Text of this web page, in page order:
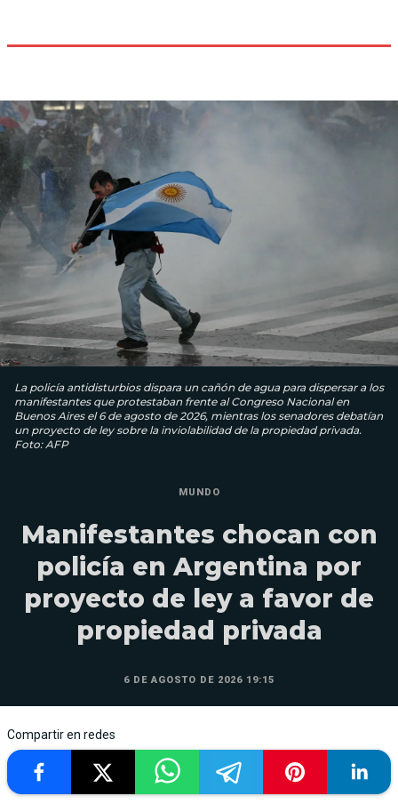
La policía antidisturbios dispara un cañón de agua para dispersar a los
manifestantes que protestaban frente al Congreso Nacional en
Buenos Aires el 6 de agosto de 2026, mientras los senadores debatían
un proyecto de ley sobre la inviolabilidad de la propiedad privada.
Foto: AFP
MUNDO
Manifestantes chocan con
policía en Argentina por
proyecto de ley a favor de
propiedad privada
6 DE AGOSTO DE 2026 19:15
Compartir en redes